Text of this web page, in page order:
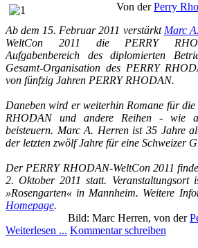
Von derPerry
Ab dem 15. Februar 2011 verstärkt Marc
WeltCon 2011 die PERRY
Aufgabenbereich des diplomierten
Gesamt-Organisation des PERRY
von fünfzig Jahren PERRY RHODAN.
Daneben wird er weiterhin Romane für
RHODAN und andere Reihen - wie
beisteuern. Marc A. Herren ist 35 Jahre
der letzten zwölf Jahre für eine Schweizer
Der PERRY RHODAN-WeltCon 2011
2. Oktober 2011 statt. Veranstaltungsort
»Rosengarten« in Mannheim. Weitere
Homepage.
Bild: Marc Herren, von der
Weiterlesen ... Kommentar schreiben